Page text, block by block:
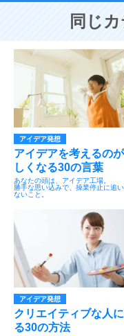
同じ
アイデア発想
アイデアを考えるの
しくなる30の言葉
あなたの頭は、アイデア工場。
勝手な思い込みで、操業停止に追
ないこと。
アイデア発想
クリエイティブな人
る30の方法